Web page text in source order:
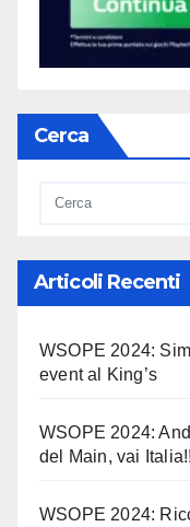
Cerca
Articoli Recenti
WSOPE 2024:
event al King’s
WSOPE 2024:
del Main, vai
WSOPE 2024: